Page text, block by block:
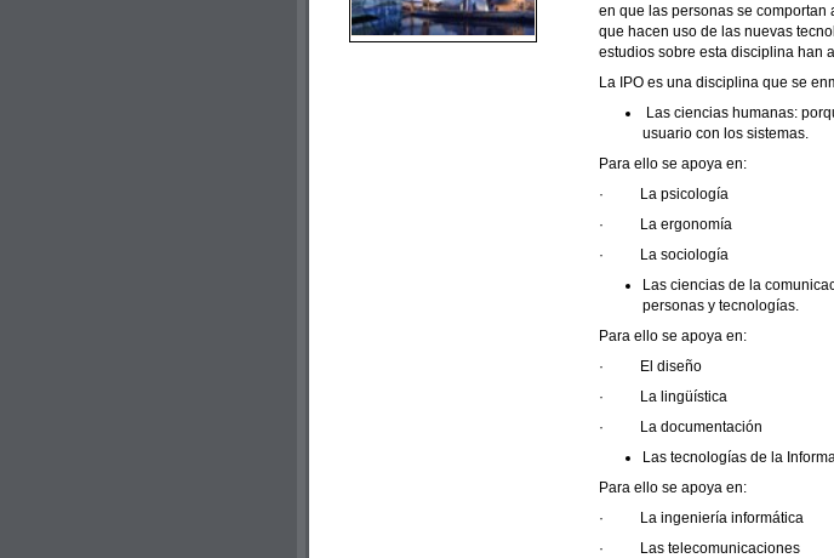
en que las personas se comportan
que hacen uso de las nuevas
estudios sobre esta disciplina han
La IPO es una disciplina que se
Las ciencias humanas:
usuario con los sistemas.
Para ello se apoya en:
·
La psicología
·
La ergonomía
·
La sociología
Las ciencias de la
personas y tecnologías.
Para ello se apoya en:
·
El diseño
·
La lingüística
·
La documentación
Las tecnologías de la
Para ello se apoya en:
·
La ingeniería informática
·
Las telecomunicaciones